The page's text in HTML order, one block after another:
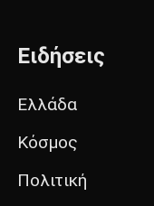
Ειδήσεις
Ελλάδα
Κόσμος
Πολιτική